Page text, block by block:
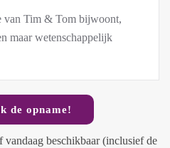
van Tim & Tom bijwoont,
maar wetenschappelijk
de opname!
beschikbaar (inclusief de